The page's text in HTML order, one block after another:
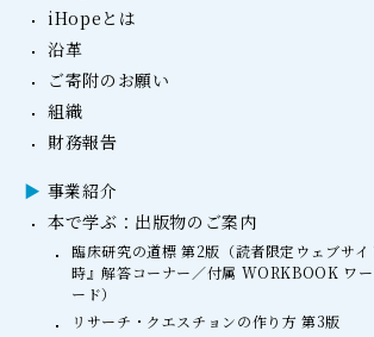
iHopeとは
沿革
ご寄附のお願い
組織
財務報告
事業紹介
本で学ぶ：出版物のご案内
臨床研究の道標 第2版（読者限定ウェブサ
時』解答コーナー／付属 WORKBOOK ワ
ード）
リサーチ・クエスチョンの作り方 第3版